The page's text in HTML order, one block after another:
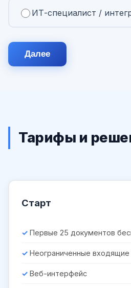
ИТ-специалист /
Далее
Тарифы и
Старт
Первые 25 документов
Неограниченные входящие
Веб-интерфейс